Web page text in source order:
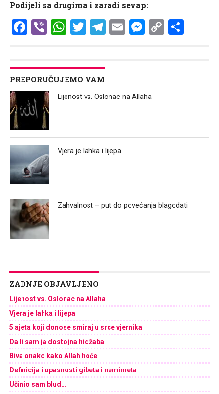
Podijeli sa drugima i zaradi sevap:
Facebook
ViberWhatsApp
Twitter
Telegram
Email Copy
PREPORUČUJEMO VAM
Lijenost vs. Oslonac na Allaha
Vjera je lahka i lijepa
Zahvalnost – put do povećanja blagodati
ZADNJE OBJAVLJENO
Lijenost vs. Oslonac na Allaha
Vjera je lahka i lijepa
5 ajeta koji donose smiraj u srce vjernika
Da li sam ja dostojna hidžaba
Biva onako kako Allah hoće
Definicija i opasnosti gibeta i nemimeta
Učinio sam blud…